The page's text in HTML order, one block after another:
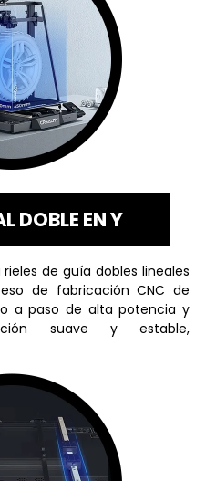
DOBLE EN Y
de guía dobles lineales
de fabricación CNC de
a paso de alta potencia y
suave y estable,